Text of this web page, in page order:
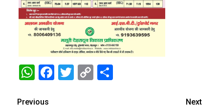
WhatsApp
Facebook
Twitter
Copy
Previous
Next